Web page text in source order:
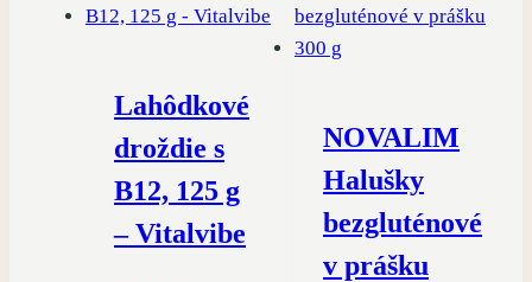
Lahôdkové
droždie s
B12, 125 g
– Vitalvibe
NOVALIM
Halušky
bezgluténové
v prášku